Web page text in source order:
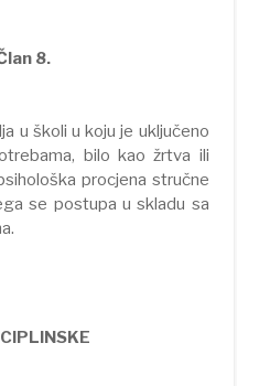
8.
u školi u koju je uključeno
bilo kao žrtva ili
procjena stručne
se postupa u skladu sa